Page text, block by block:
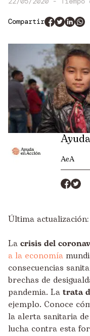
Compartir
AeA
Última
La crisis del
a la economía
consecuencias
brechas de
pandemia. La trata
ejemplo. Conoce
la alerta sanitaria
lucha contra esta